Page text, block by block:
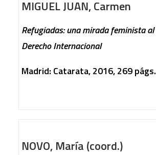
MIGUEL JUAN, Carmen
Refugiadas: una mirada feminista al
Derecho Internacional
Madrid: Catarata, 2016, 269 págs.
NOVO, María (coord.)